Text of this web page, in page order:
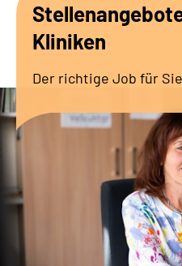
Unsere Kliniken
Sozialdienste & Zuweisende
Erweiterte Suche
Gebärdensprache
Kliniken
Der richtige Job für Sie